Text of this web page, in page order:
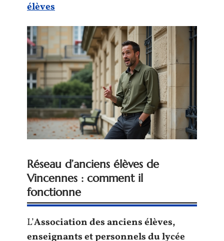
élèves
Réseau d’anciens élèves de
Vincennes : comment il
fonctionne
L’Association des anciens élèves,
enseignants et personnels du lycée